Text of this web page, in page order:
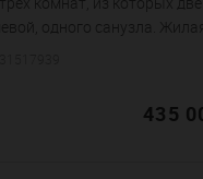
одного санузла.
435